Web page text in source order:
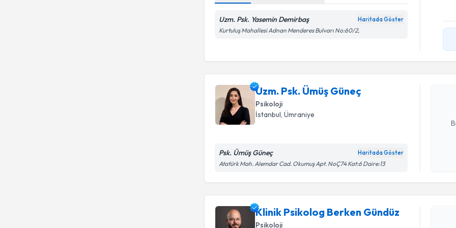
Uzm. Psk. Yasemin Demirbaş Haritada Göster
Kurtuluş Mahallesi Adnan Menderes Bulvarı No:60/2,
Uzm. Psk. Ümüş Güneç
Psikoloji
İstanbul , Ümraniye
Psk. Ümüş Güneç Haritada Göster
Atatürk Mah. Alemdar Cad. Okumuş Apt. NoÇ74 Kat:6 Daire:13
Klinik Psikolog Berken Gündüz
Psikoloji
Randevu
Klinik